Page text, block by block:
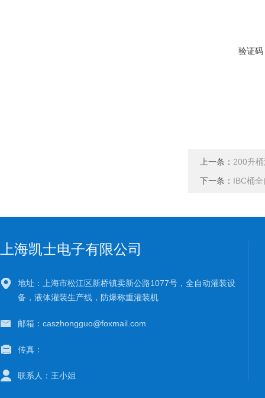
验证码
上一条： 200升
下一条： IBC桶
上海凯士电子有限公司
地址：上海市松江区新桥镇卖新公路1077号，全自动灌装设
备，液体灌装生产线，防爆称重灌装机
邮箱：caszhongguo@foxmail.com
传真：
联系人：王小姐